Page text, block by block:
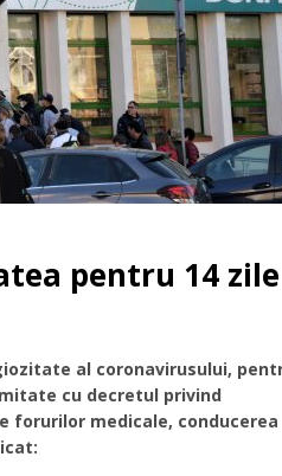
pentru 14 zile
al coronavirusului,
cu decretul privind
forurilor medicale, conducerea